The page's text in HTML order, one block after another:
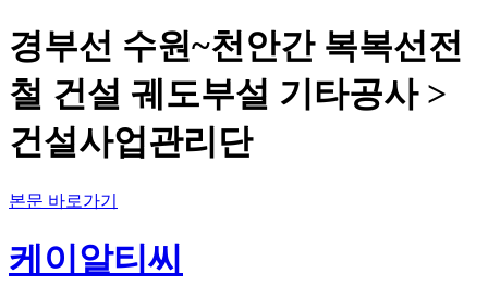
경부선 수원~천안간 복복선전
철 건설 궤도부설 기타공사 >
건설사업관리단
본문 바로가기
케이알티씨